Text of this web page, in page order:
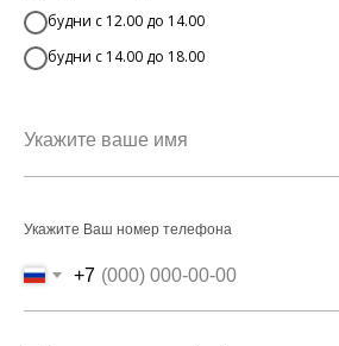
будни с 12.00 до 14.00
будни с 14.00 до 18.00
Укажите Ваш номер телефона
+7